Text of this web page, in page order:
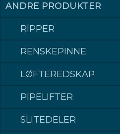
ANDRE PRODUKTER
RIPPER
RENSKEPINNE
LØFTEREDSKAP
PIPELIFTER
SLITEDELER
Klepp
Besøksadresse:
Epost: